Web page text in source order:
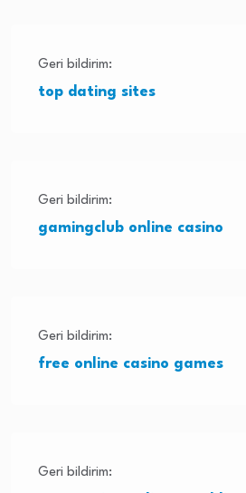
Geri bildirim:
top dating sites
Geri bildirim:
gamingclub online casino
Geri bildirim:
free online casino games
Geri bildirim: